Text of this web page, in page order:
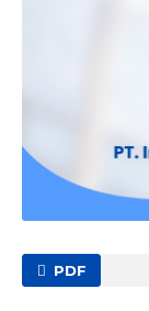
PDF